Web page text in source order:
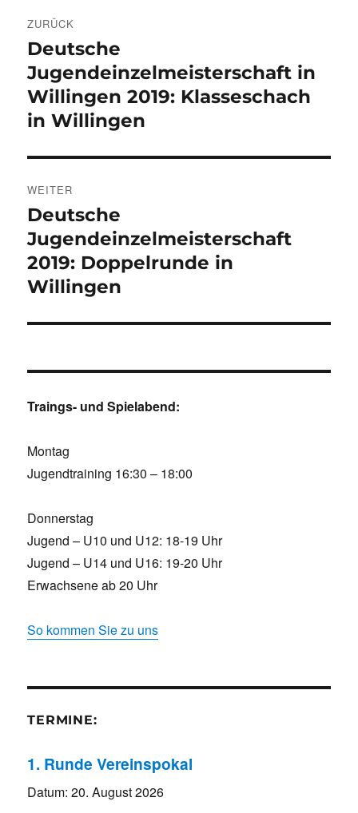
ZURÜCK
Vorheriger
Beitrag:
Deutsche
Jugendeinzelmeisterschaft in
Willingen 2019: Klasseschach
in Willingen
WEITER
Nächster
Beitrag:
Deutsche
Jugendeinzelmeisterschaft
2019: Doppelrunde in
Willingen
Traings- und Spielabend:
Montag
Jugendtraining 16:30 – 18:00
Donnerstag
Jugend – U10 und U12: 18-19 Uhr
Jugend – U14 und U16: 19-20 Uhr
Erwachsene ab 20 Uhr
So kommen Sie zu uns
TERMINE:
1. Runde Vereinspokal
Datum:20. August 2026